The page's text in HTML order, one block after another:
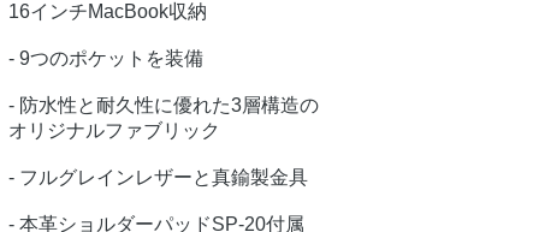
16インチMacBook収納
- 9つのポケットを装備
- 防水性と耐久性に優れた3層構造の
オリジナルファブリック
- フルグレインレザーと真鍮製金具
- 本革ショルダーパッドSP-20付属